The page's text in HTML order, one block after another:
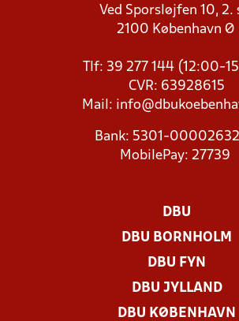
Ved Sporsløjfen 10, 2.
2100 København Ø
Tlf: 39 277 144 (12:00-
CVR: 63928615
Mail:
Bank: 5301-
MobilePay: 27739
DBU
DBU BORNHOLM
DBU FYN
DBU JYLLAND
DBU KØBENHAVN